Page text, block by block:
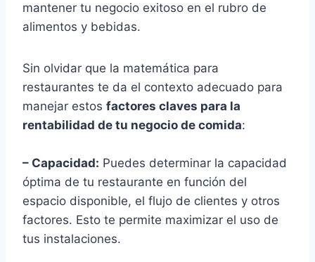
mantener tu negocio exitoso en el rubro de
alimentos y bebidas.
Sin olvidar que la matemática para
restaurantes te da el contexto adecuado para
manejar estos factores claves para la
rentabilidad de tu negocio de comida:
– Capacidad: Puedes determinar la capacidad
óptima de tu restaurante en función del
espacio disponible, el flujo de clientes y otros
factores. Esto te permite maximizar el uso de
tus instalaciones.